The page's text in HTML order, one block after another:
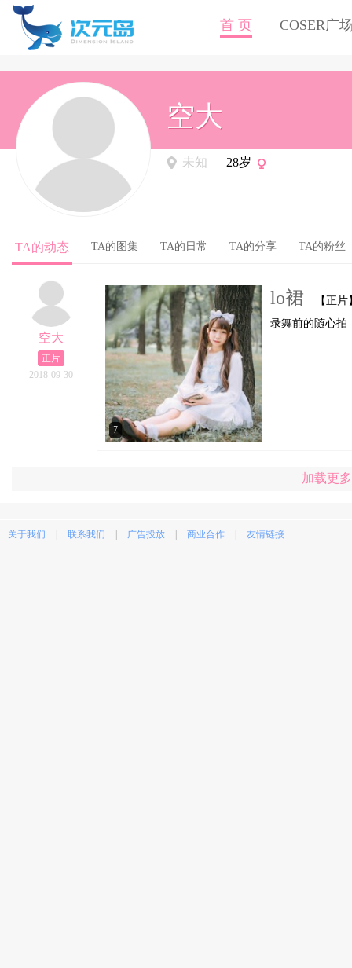
首 页 COSER广
空大
未知 28岁
TA的动态 TA的图集 TA的日常 TA的分享 TA的粉丝
空大
正片
2018-09-30
7
lo裙
【正片
录舞前的随心拍
加载更
关于我们 联系我们 广告投放 商业合作 友情链接